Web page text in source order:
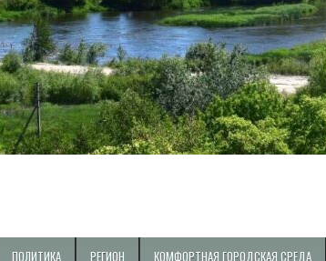
ПОЛИТИКА РЕГИОН КОМФОРТНАЯ ГОРОДСКАЯ СРЕДА